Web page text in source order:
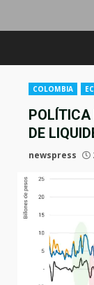
COLOMBIA
POLÍTICA
DE
newspress